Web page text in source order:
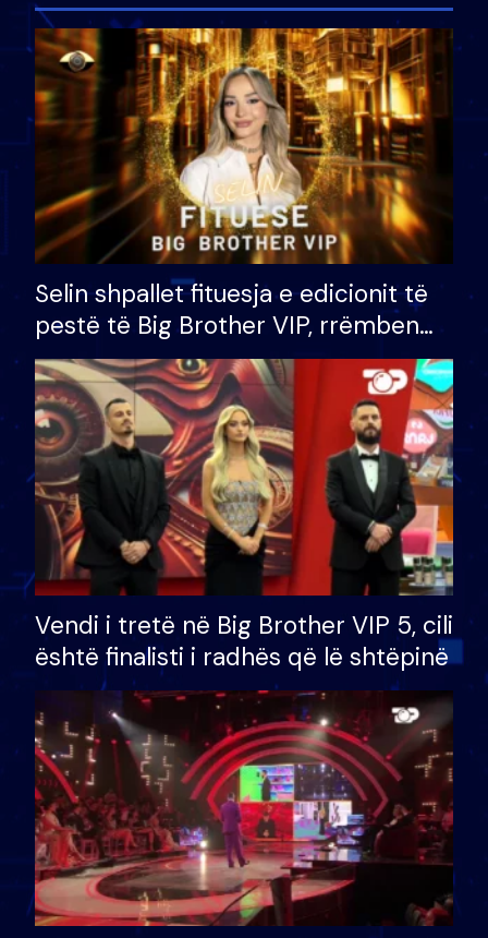
Selin shpallet fituesja e edicionit të
pestë të Big Brother VIP, rrëmben
çmimin e madh prej 100 mijë eurosh
Vendi i tretë në Big Brother VIP 5, cili
është finalisti i radhës që lë shtëpinë